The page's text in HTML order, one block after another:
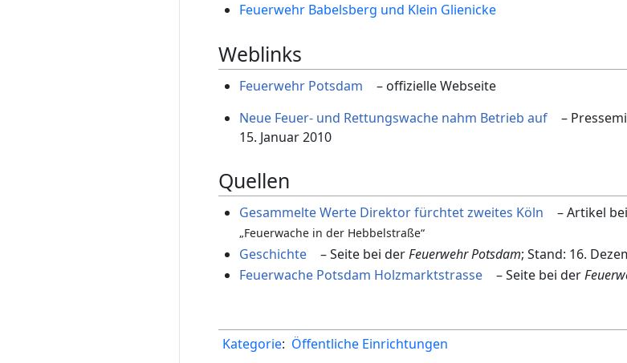
Feuerwehr Babelsberg und Klein Glienicke
Weblinks
Feuerwehr Potsdam
– offizielle Webseite
Neue Feuer- und Rettungswache nahm Betrieb auf
–
15. Januar 2010
Quellen
Gesammelte Werte Direktor fürchtet zweites Köln – Artikel
„Feuerwache in der Hebbelstraße“
Geschichte – Seite bei derFeuerwehr Potsdam; Stand: 16.
Feuerwache Potsdam Holzmarktstrasse
– Seite bei der
Kategorie: Öffentliche Einrichtungen